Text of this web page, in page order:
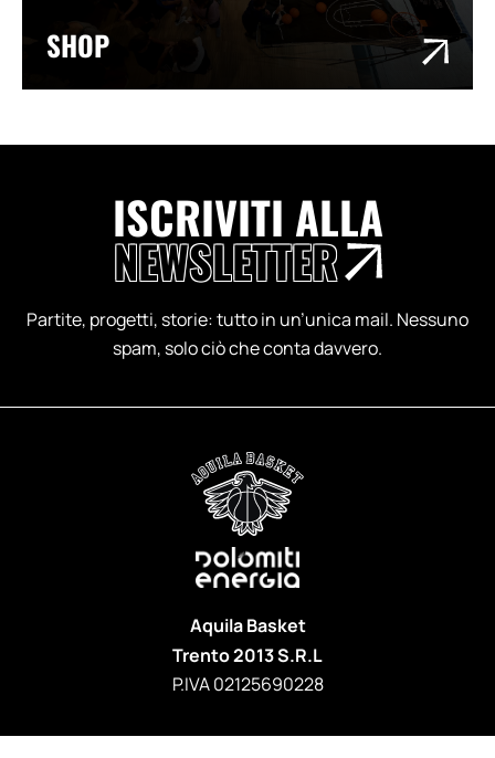
SHOP
Aquila Basket
Trento 2013 S.R.L
P.IVA 02125690228
ISCRIVITI ALLA
NEWSLETTER
Partite, progetti, storie: tutto in un’unica mail. Nessuno
spam, solo ciò che conta davvero.